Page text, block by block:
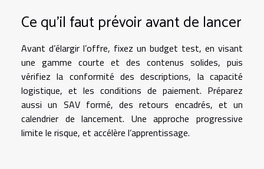
Ce qu’il faut prévoir avant de lancer
Avant d’élargir l’offre, fixez un budget test, en visant
une gamme courte et des contenus solides, puis
vérifiez la conformité des descriptions, la capacité
logistique, et les conditions de paiement. Préparez
aussi un SAV formé, des retours encadrés, et un
calendrier de lancement. Une approche progressive
limite le risque, et accélère l’apprentissage.